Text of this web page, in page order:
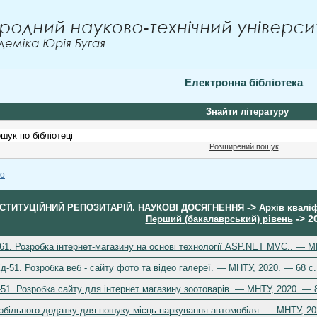
Електронна бібліотека
Знайти літературу
Розширений пошук
РЕПОЗИТАРІЙ. НАУКОВІ ДОСЯГНЕННЯ-> Архів
Перший (бакалаврський) рівень->
Розробка інтернет-магазину на основі технології ASP.NET MVC..
51. Розробка веб - сайту фото та відео галереї. — МНТУ, 2020. — 68 c.
Розробка сайту для інтернет магазину зоотоварів. — МНТУ, 2020. —
додатку для пошуку місць паркування автомобіля. — МНТУ,